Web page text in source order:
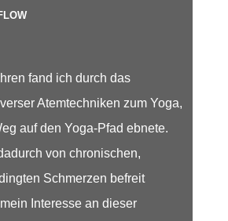
fand ich durch das
Atemtechniken zum Yoga,
auf den Yoga-Pfad ebnete.
von chronischen,
Schmerzen befreit
Interesse an dieser